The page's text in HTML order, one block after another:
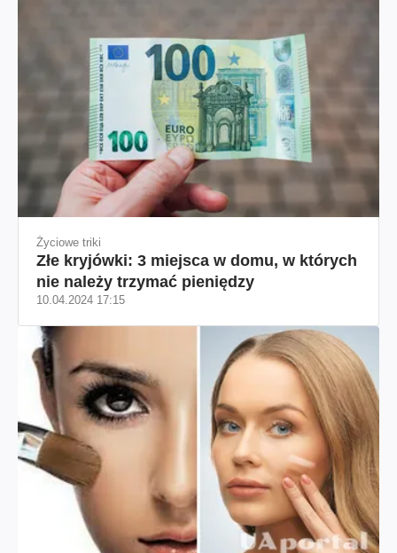
Życiowe triki
Złe kryjówki: 3 miejsca w domu, w których
nie należy trzymać pieniędzy
10.04.2024 17:15